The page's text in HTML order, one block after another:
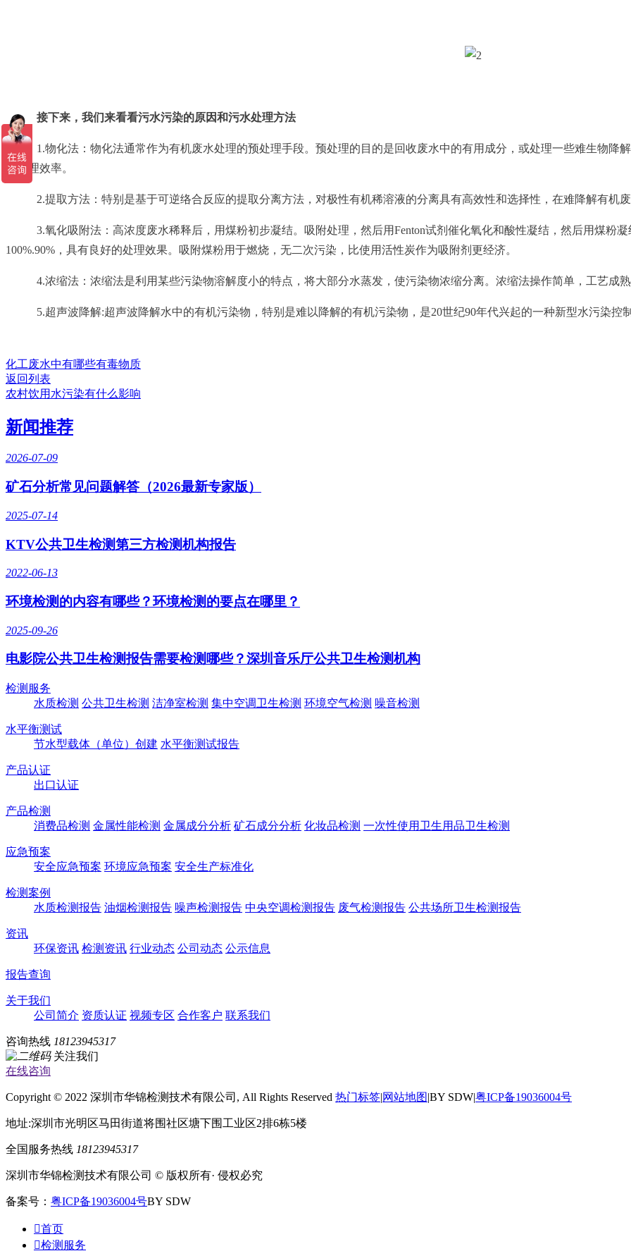
接下来，我们来看看污水污染的原因和污水处理方法
1.物化法：物化法通常作为有机废水处理的预处理手段。预处理的目的是回收废水中的有用成分，或处理一些难生物降
高处理效率。
2.提取方法：特别是基于可逆络合反应的提取分离方法，对极性有机稀溶液的分离具有高效性和选择性，在难降解有机
3.氧化吸附法：高浓度废水稀释后，用煤粉初步凝结。吸附处理，然后用Fenton试剂催化氧化和酸性凝结，然后用煤粉凝
100%.90%，具有良好的处理效果。吸附煤粉用于燃烧，无二次污染，比使用活性炭作为吸附剂更经济。
4.浓缩法：浓缩法是利用某些污染物溶解度小的特点，将大部分水蒸发，使污染物浓缩分离。浓缩法操作简单，工艺成
5.超声波降解:超声波降解水中的有机污染物，特别是难以降解的有机污染物，是20世纪90年代兴起的一种新型水污染控
化工废水中有哪些有毒物质
返回列表
农村饮用水污染有什么影响
新闻推荐
2026-07-09
矿石分析常见问题解答（2026最新专家版）
2025-07-14
KTV公共卫生检测第三方检测机构报告
2022-06-13
环境检测的内容有哪些？环境检测的要点在哪里？
2025-09-26
电影院公共卫生检测报告需要检测哪些？深圳音乐厅公共卫生检测机构
检测服务
水质检测 公共卫生检测 洁净室检测 集中空调卫生检测 环境空气检测 噪音检测
水平衡测试
节水型载体（单位）创建 水平衡测试报告
产品认证
出口认证
产品检测
消费品检测 金属性能检测 金属成分分析 矿石成分分析 化妆品检测 一次性使用卫生用品卫生检测
应急预案
安全应急预案 环境应急预案 安全生产标准化
检测案例
水质检测报告 油烟检测报告 噪声检测报告 中央空调检测报告 废气检测报告 公共场所卫生检测报告
资讯
环保资讯 检测资讯 行业动态 公司动态 公示信息
报告查询
关于我们
公司简介 资质认证 视频专区 合作客户 联系我们
咨询热线 18123945317
关注我们
在线咨询
Copyright © 2022 深圳市华锦检测技术有限公司, All Rights Reserved 热门标签|网站地图|BY SDW|粤ICP备19036004号
地址:深圳市光明区马田街道将围社区塘下围工业区2排6栋5楼
全国服务热线 18123945317
深圳市华锦检测技术有限公司 © 版权所有· 侵权必究
备案号： 粤ICP备19036004号BY SDW
首页
检测服务